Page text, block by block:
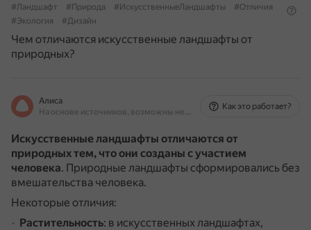
#Ландшафт
#Природа #ИскусственныеЛандшафты
#Отличия
#Экология
#Дизайн
Чем отличаются искусственные ландшафты от
природных?
Алиса
На основе источников, возможны неточности
Как это работает?
Искусственные ландшафты отличаются от
природных тем, что они созданы с участием
человека. Природные ландшафты сформировались без
вмешательства человека.
Некоторые отличия:
Растительность: в искусственных ландшафтах,